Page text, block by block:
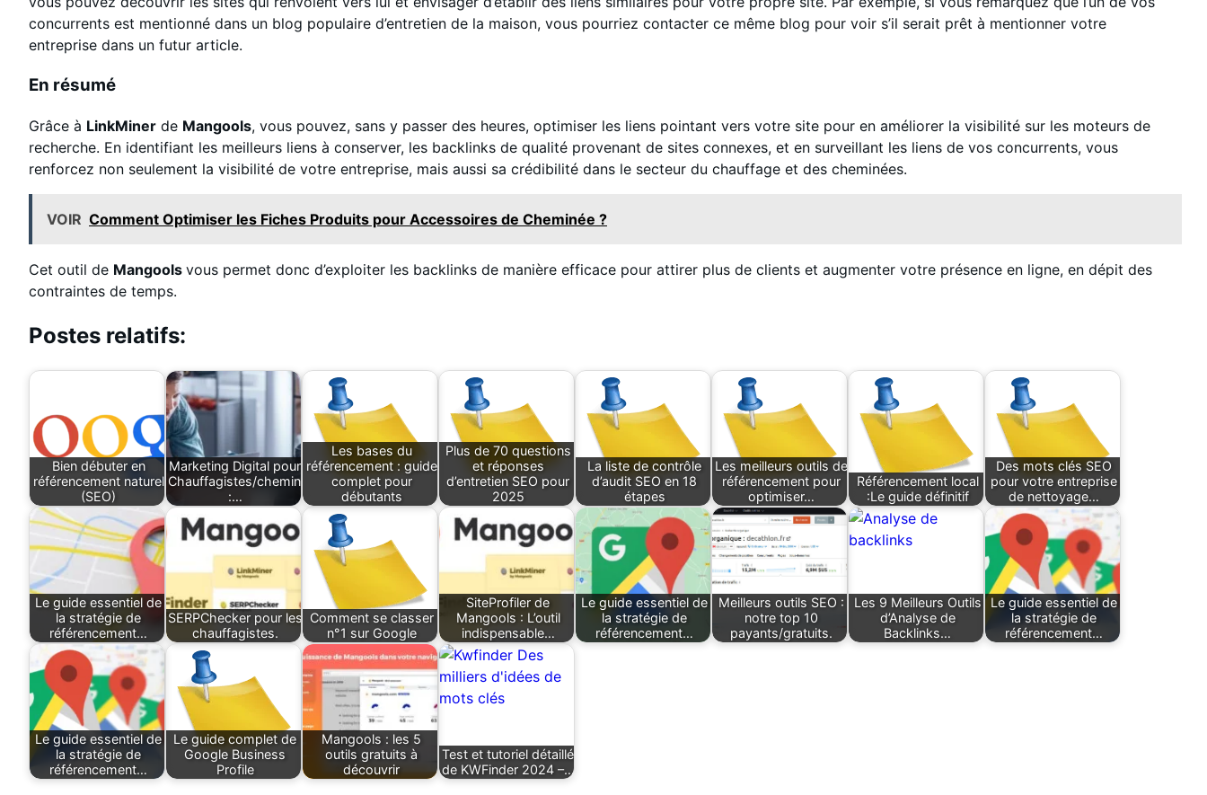
concurrents est mentionné dans un blog populaire d’entretien de la maison, vous pourriez contacter ce même blog pour voir s’il serait prêt à mentionner votre
entreprise dans un futur article.
En résumé
Grâce à LinkMiner de Mangools, vous pouvez, sans y passer des heures, optimiser les liens pointant vers votre site pour en améliorer la visibilité sur les moteurs de
recherche. En identifiant les meilleurs liens à conserver, les backlinks de qualité provenant de sites connexes, et en surveillant les liens de vos concurrents, vous
renforcez non seulement la visibilité de votre entreprise, mais aussi sa crédibilité dans le secteur du chauffage et des cheminées.
VOIR Comment Optimiser les Fiches Produits pour Accessoires de Cheminée ?
Cet outil de Mangools vous permet donc d’exploiter les backlinks de manière efficace pour attirer plus de clients et augmenter votre présence en ligne, en dépit des
contraintes de temps.
Postes relatifs:
Bien débuter en
référencement naturel
(SEO)
Marketing Digital pour
Chauffagistes/cheministes
:…
Les bases du
référencement : guide
complet pour
débutants
Plus de 70 questions
et réponses
d’entretien SEO pour
2025
La liste de contrôle
d’audit SEO en 18
étapes
Les meilleurs outils de
référencement pour
optimiser…
Référencement local
:Le guide définitif
Des mots clés SEO
pour votre entreprise
de nettoyage…
Le guide essentiel de
la stratégie de
référencement…
SERPChecker pour les
chauffagistes.
Comment se classer
n°1 sur Google
SiteProfiler de
Mangools : L’outil
indispensable…
Le guide essentiel de
la stratégie de
référencement…
Meilleurs outils SEO :
notre top 10
payants/gratuits.
Les 9 Meilleurs Outils
d’Analyse de
Backlinks…
Le guide essentiel de
la stratégie de
référencement…
Le guide essentiel de
la stratégie de
référencement…
Le guide complet de
Google Business
Profile
Mangools : les 5
outils gratuits à
découvrir
Test et tutoriel détaillé
de KWFinder 2024 –…